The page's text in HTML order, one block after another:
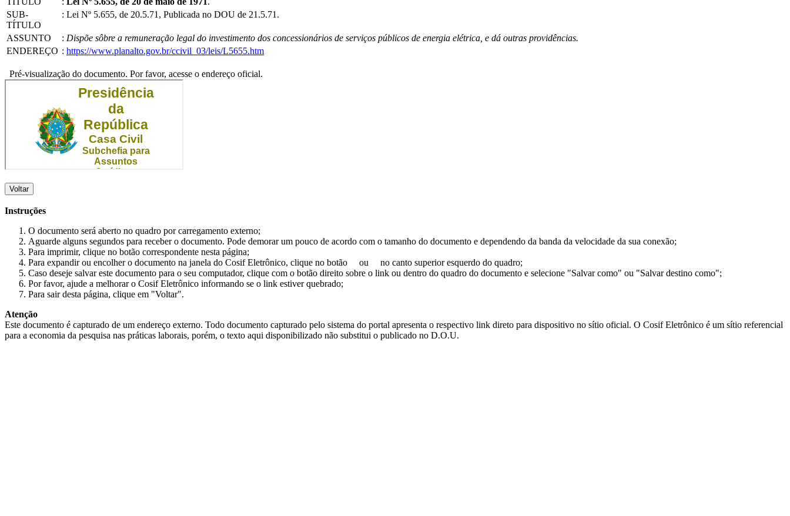
SUB-
TÍTULO
: Lei Nº 5.655, de 20.5.71, Publicada no DOU de 21.5.71.
ASSUNTO : Dispõe sôbre a remuneração legal do investimento dos concessionários de serviços públicos de energia elétrica, e dá outras providências.
ENDEREÇO : https://www.planalto.gov.br/ccivil_03/leis/L5655.htm
Pré-visualização do documento. Por favor, acesse o endereço oficial.
Voltar
Instruções
O documento será aberto no quadro por carregamento externo;
Aguarde alguns segundos para receber o documento. Pode demorar um pouco de acordo com o tamanho do documento e dependendo da banda da velocidade da sua conexão;
Para imprimir, clique no botão correspondente nesta página;
Para expandir ou encolher o documento na janela do Cosif Eletrônico, clique no botão
ou
no canto superior esquerdo do quadro;
Caso deseje salvar este documento para o seu computador, clique com o botão direito sobre o link ou dentro do quadro do documento e selecione "Salvar como" ou "Salvar destino como";
Por favor, ajude a melhorar o Cosif Eletrônico informando se o link estiver quebrado;
Para sair desta página, clique em "Voltar".
Atenção
Este documento é capturado de um endereço externo. Todo documento capturado pelo sistema do portal apresenta o respectivo link direto para dispositivo no sítio oficial. O Cosif Eletrônico é um sítio referencial
para a economia da pesquisa nas práticas laborais, porém, o texto aqui disponibilizado não substitui o publicado no D.O.U.